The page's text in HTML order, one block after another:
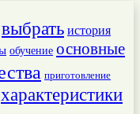
выбрать история
обучение основные
приготовление
характеристики